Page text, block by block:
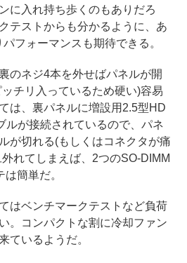
に入れ持ち歩くのもありだろ
テストからも分かるように、あ
フォーマンスも期待できる。
のネジ4本を外せばパネルが開
チリ入っているため硬い)容易
は、裏パネルに増設用2.5型HD
ルが接続されているので、パネ
が切れる(もしくはコネクタが痛
れてしまえば、2つのSO-DIMM
簡単だ。
はベンチマークテストなど負荷
。コンパクトな割に冷却ファン
ているようだ。